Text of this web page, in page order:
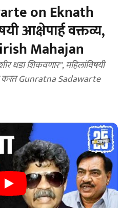
on Eknath
आक्षेपार्ह वक्तव्य,
Mahajan
धडा शिकवणार", महिलांविषयी
करत Gunratna Sadawarte